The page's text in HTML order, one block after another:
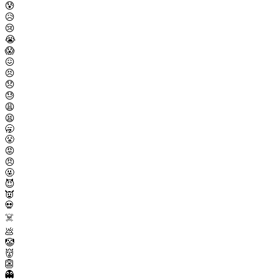
😰
😥
😢
😭
😱
😖
😣
😞
😓
😩
😫
🥱
😤
😡
😠
🤬
😈
👿
💀
☠️
💩
🤡
👹
👺
👻